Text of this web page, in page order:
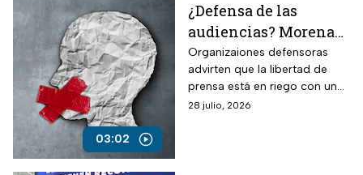
03:02
¿Defensa de las
audiencias? Morena
planea restringir la
libertad e expresión y
ampliar censura
Organizaiones defensoras
advirten que la libertad de
prensa está en riego con una
nueva ley sobre la supuesta
28 julio, 2026